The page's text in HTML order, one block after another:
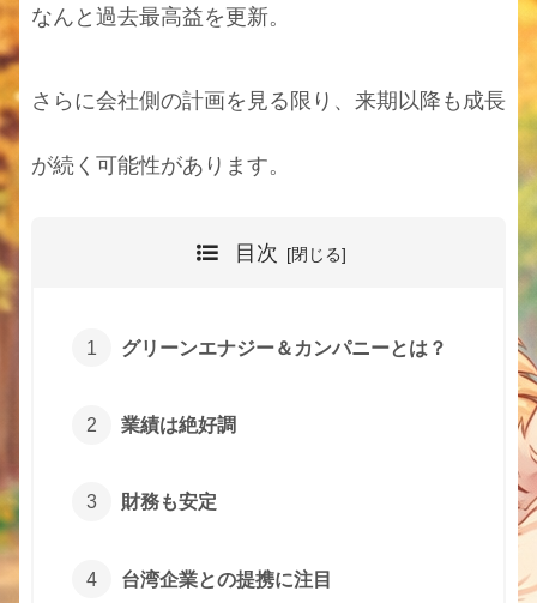
なんと過去最高益を更新。
さらに会社側の計画を見る限り、来期以降も成長
が続く可能性があります。
目次
グリーンエナジー＆カンパニーとは？
業績は絶好調
財務も安定
台湾企業との提携に注目